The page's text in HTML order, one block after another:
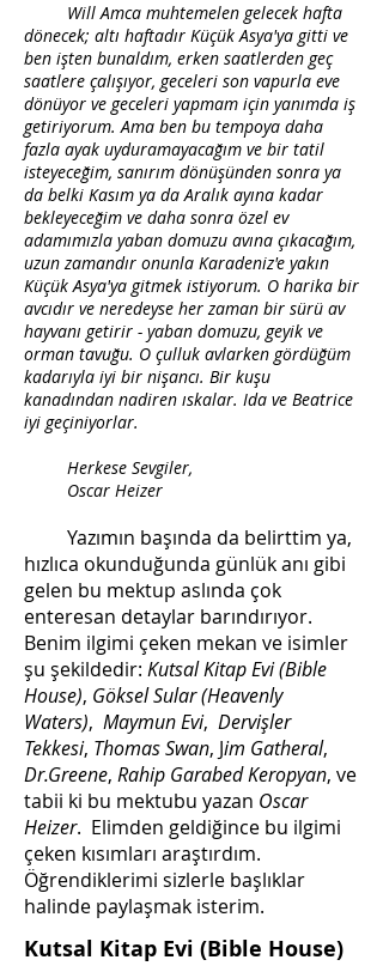
Will Amca muhtemelen gelecek hafta
dönecek; altı haftadır Küçük Asya'ya gitti ve
ben işten bunaldım, erken saatlerden geç
saatlere çalışıyor, geceleri son vapurla eve
dönüyor ve geceleri yapmam için yanımda iş
getiriyorum. Ama ben bu tempoya daha
fazla ayak uyduramayacağım ve bir tatil
isteyeceğim, sanırım dönüşünden sonra ya
da belki Kasım ya da Aralık ayına kadar
bekleyeceğim ve daha sonra özel ev
adamımızla yaban domuzu avına çıkacağım,
uzun zamandır onunla Karadeniz'e yakın
Küçük Asya'ya gitmek istiyorum. O harika bir
avcıdır ve neredeyse her zaman bir sürü av
hayvanı getirir - yaban domuzu, geyik ve
orman tavuğu. O çulluk avlarken gördüğüm
kadarıyla iyi bir nişancı. Bir kuşu
kanadından nadiren ıskalar. Ida ve Beatrice
iyi geçiniyorlar.
Herkese Sevgiler,
Oscar Heizer
Yazımın başında da belirttim ya,
hızlıca okunduğunda günlük anı gibi
gelen bu mektup aslında çok
enteresan detaylar barındırıyor.
Benim ilgimi çeken mekan ve isimler
şu şekildedir: Kutsal Kitap Evi (Bible
House), Göksel Sular (Heavenly
Waters), Maymun Evi, Dervişler
Tekkesi, Thomas Swan, Jim Gatheral,
Dr.Greene, Rahip Garabed Keropyan, ve
tabii ki bu mektubu yazan Oscar
Heizer. Elimden geldiğince bu ilgimi
çeken kısımları araştırdım.
Öğrendiklerimi sizlerle başlıklar
halinde paylaşmak isterim.
Kutsal Kitap Evi (Bible House)